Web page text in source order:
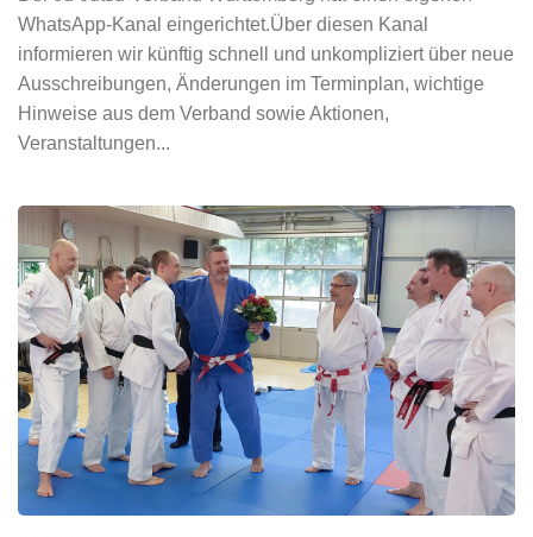
WhatsApp-Kanal eingerichtet.Über diesen Kanal
informieren wir künftig schnell und unkompliziert über neue
Ausschreibungen, Änderungen im Terminplan, wichtige
Hinweise aus dem Verband sowie Aktionen,
Veranstaltungen...